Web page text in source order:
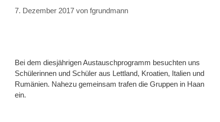
7. Dezember 2017 von fgrundmann
Bei dem diesjährigen Austauschprogramm besuchten uns
Schülerinnen und Schüler aus Lettland, Kroatien, Italien und
Rumänien. Nahezu gemeinsam trafen die Gruppen in Haan
ein.